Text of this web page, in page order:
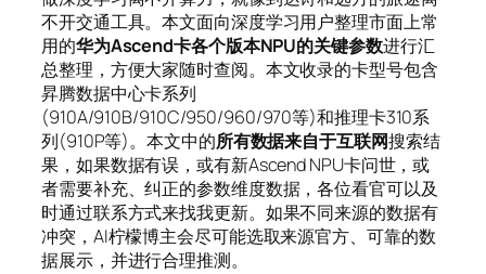
不开交通工具。本文面向深度学习用户整理市面上常
用的华为Ascend卡各个版本NPU的关键参数进行汇
总整理，方便大家随时查阅。本文收录的卡型号包含
昇腾数据中心卡系列
(910A/910B/910C/950/960/970等)和推理卡310系
列(910P等)。本文中的所有数据来自于互联网搜索结
果，如果数据有误，或有新Ascend NPU卡问世，或
者需要补充、纠正的参数维度数据，各位看官可以及
时通过联系方式来找我更新。如果不同来源的数据有
冲突，AI柠檬博主会尽可能选取来源官方、可靠的数
据展示，并进行合理推测。